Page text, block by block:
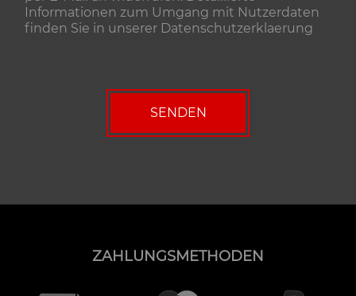
Informationen zum Umgang mit Nutzerdaten
finden Sie in unserer Datenschutzerklaerung
ZAHLUNGSMETHODEN